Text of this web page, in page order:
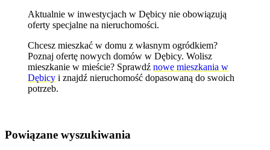
Aktualnie w inwestycjach w Dębicy nie obowiązują
oferty specjalne na nieruchomości.
Chcesz mieszkać w domu z własnym ogródkiem?
Poznajofertę nowych domów w Dębicy. Wolisz
mieszkanie w mieście? Sprawdźnowe mieszkania w
Dębicy i znajdź nieruchomość dopasowaną do swoich
potrzeb.
Powiązane wyszukiwania